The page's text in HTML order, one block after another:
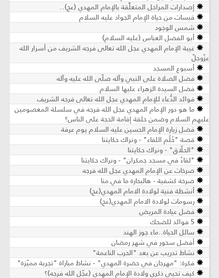
إصدارات المراحل المتعلِّقة بالإمام المهدي (عج)..
قبسات من حياة الإمام الجواد عليه السلام
شمس الوجود
أبو الفضل العباس (عليه السلام)
غيبة الإمام المهدي عجل الله تعالى فرجه الشريف من أسرار الله
عزّوجلّ
أسبوع المسجد
فضل الصلاة على النبي وآله صلّى الله عليه وآله
فضل السيدة الزهراء عليها السلام
فوائد الدُّعاء للإمام المهدي عجل الله تعالى فرجه الشريف
ما هو دور الإمام المهدي عجل الله فرجه في سلسلة المعصومين
عليهم السلام وضمن حلقة إقامة الحجة على الناس؟
فضل زيارة الإمام الحسين عليه السلام يوم عرفة
قصة "حُلُم اللقاء" - ونراك حكايتنا
"الحلّاق" - ونراك حكايتنا
"لقاءٌ في مسجد جمكران" - ونراك حكايتنا
صرخات عن الإمام المهدي عجل الله فرجه
صرخة كشفية - هالبحارة ما في منا
أنشطة فنية لولادة الامام المهدي(عج)
رسومات لولادة الامام المهدي(عج)
فضل عيادة المريض
5 فوائد للضحك
سائل الحياة..ماء جوز الهند
أفضل سحور في شهر رمضان
نشاط تدريب عن بعد "الحرب الناعمة"
فكرة: "مهرجان في حضرة المهدي" - نشاط مباراة "تجربة مميّزة"
كيف تحيي ذكرى ولادة الإمام المهدي (عجّل الله فرجه)؟